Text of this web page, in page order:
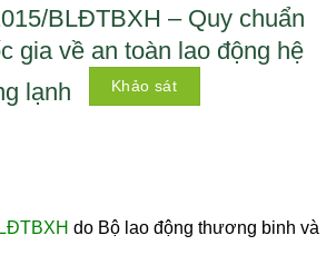
BLĐTBXH – Quy chuẩn
gia về an toàn lao động hệ
lạnh
Khảo sát
do Bộ lao động thương binh và